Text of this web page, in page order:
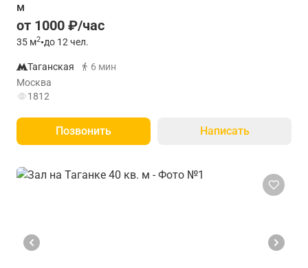
м
от 1000 ₽/час
35 м2•до 12 чел.
Таганская
6 мин
Москва
1812
Позвонить Написать